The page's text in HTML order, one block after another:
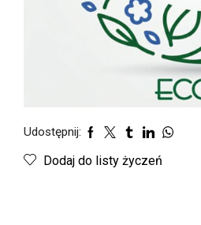
Udostępnij:
Dodaj do listy życzeń